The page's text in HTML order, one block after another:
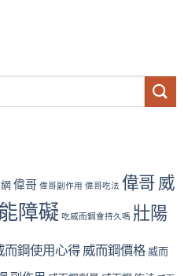
偉哥 偉哥副作用 偉哥吃法 偉哥 威
障礙 吃威而鋼會持久嗎 壯陽
而鋼使用心得 威而鋼價格 威而